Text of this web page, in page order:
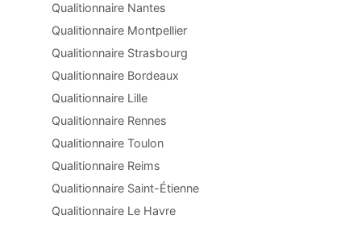
Qualitionnaire Nantes
Qualitionnaire Montpellier
Qualitionnaire Strasbourg
Qualitionnaire Bordeaux
Qualitionnaire Lille
Qualitionnaire Rennes
Qualitionnaire Toulon
Qualitionnaire Reims
Qualitionnaire Saint-Étienne
Qualitionnaire Le Havre